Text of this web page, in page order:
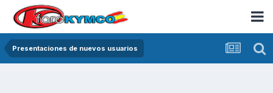
Presentaciones de nuevos usuarios